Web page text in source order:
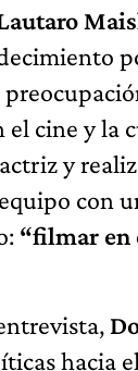
el cine y la
y
con
“filmar en
hacia